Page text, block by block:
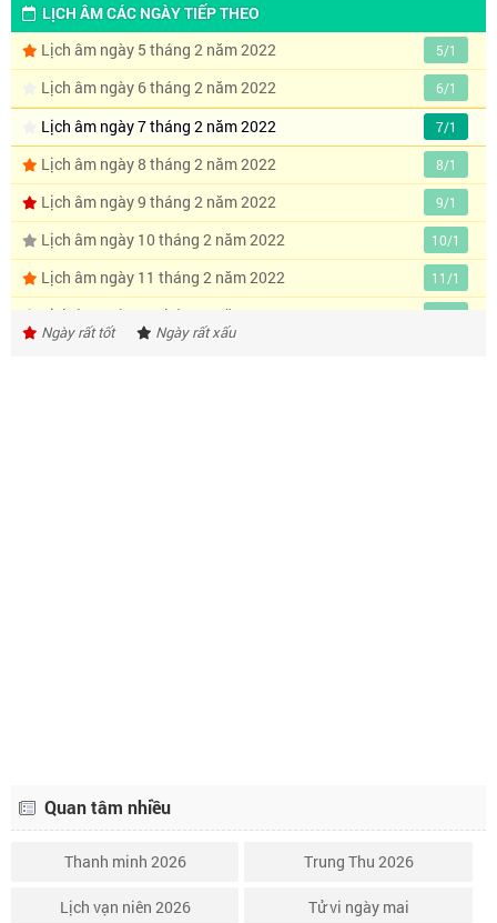
LỊCH ÂM CÁC NGÀY TIẾP THEO
Lịch âm ngày 5 tháng 2 năm 2022
5/1
Lịch âm ngày 6 tháng 2 năm 2022 6/1
Lịch âm ngày 7 tháng 2 năm 2022 7/1
Lịch âm ngày 8 tháng 2 năm 2022 8/1
Lịch âm ngày 9 tháng 2 năm 2022 9/1
Lịch âm ngày 10 tháng 2 năm 2022 10/1
Lịch âm ngày 11 tháng 2 năm 2022 11/1
Lịch âm ngày 12 tháng 2 năm 2022 12/1
Ngày rất tốt Ngày rất xấu
Quan tâm nhiều
Thanh minh 2026 Trung Thu 2026
Lịch vạn niên 2026 Tử vi ngày mai